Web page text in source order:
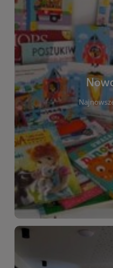
W tej sekcji
audiobooki oraz filmy,
zbiorów Miejskiej
Starachowicach.
aby Czytelnicy mogli na
tytuły i najciekawsze
pozycja opatrzona
informacją o dostępności
do częstych odwiedzin
niemal każdego
zawsze będziesz
jako